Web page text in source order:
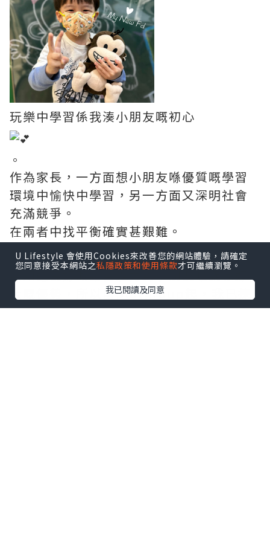
玩樂中學習係我湊小朋友嘅初心
。
作為家長，一方面想小朋友喺優質嘅學習
環境中愉快中學習，另一方面又深明社會
充滿競爭。
在兩者中找平衡確實甚艱難。
要知道良好嘅語言能力對小朋友嚟講係好
大嘅優勢，所以自playgroup起，我已揀
全由外籍老師教嘅課堂，希望#可樂仔可
U Lifestyle 會使用Cookies來改善您的網站體驗，請確定
您同意接受本網站之私隱政策和使用條款才可繼續瀏覽。
我已閱讀及同意